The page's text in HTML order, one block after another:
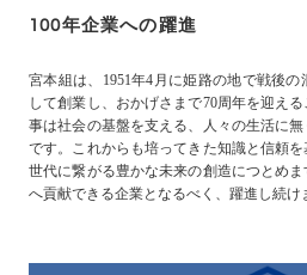
100年企業への躍進
宮本組は、1951年4月に姫路の地で戦後
して創業し、おかげさまで70周年を迎え
事は社会の基盤を支える、人々の生活に
です。これからも培ってきた知識と信頼
世代に繋がる豊かな未来の創造につとめ
へ貢献できる企業となるべく、躍進し続け